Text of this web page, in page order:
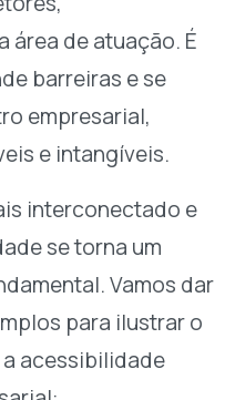
área de atuação. É
barreiras e se
empresarial,
e intangíveis.
interconectado e
se torna um
Vamos dar
para ilustrar o
acessibilidade